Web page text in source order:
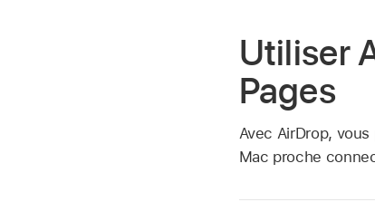
Utiliser
Pages
Avec AirDrop,
Mac proche